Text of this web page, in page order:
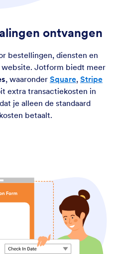
ontvangen
bestellingen, diensten en
Jotform biedt meer
, waaronder Square, Stripe
extra transactiekosten in
je alleen de standaard
betaalt.